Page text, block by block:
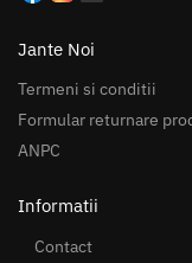
Jante Noi
Termeni si conditii
Formular returnare
ANPC
Informatii
Contact